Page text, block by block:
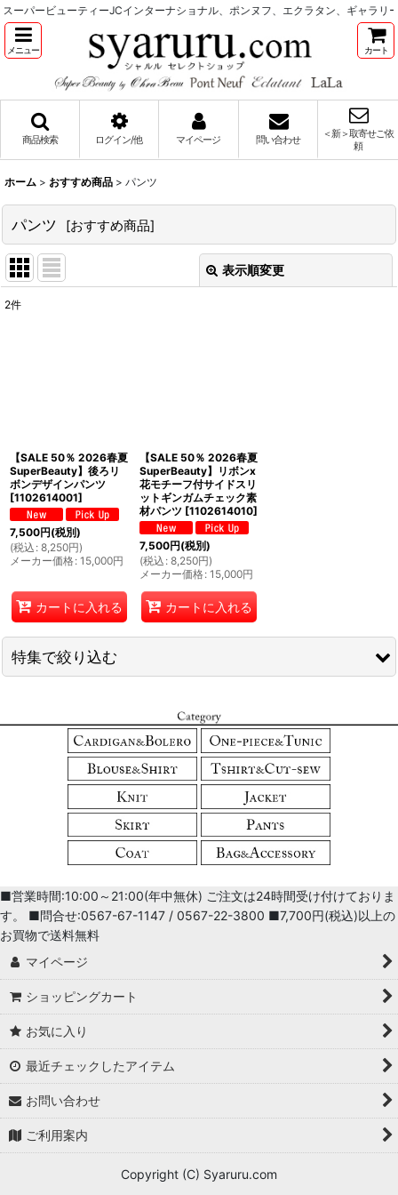
ーパービューティーJCインターナショナル、ポンヌフ、エクラタン、ギャラリ
メニュー カート
商品検索 ログイン/他 マイページ 問い合わせ
＜新＞取寄せご依
頼
ホーム > おすすめ商品 > パンツ
パンツ [おすすめ商品]
表示順変更
2件
【SALE 50％ 2026春夏
SuperBeauty】後ろリ
ボンデザインパンツ
[1102614001]
7,500円(税別)
(税込 : 8,250円)
メーカー価格: 15,000円
カートに入れる
【SALE 50％ 2026春夏
SuperBeauty】リボンx
花モチーフ付サイドスリ
ットギンガムチェック素
材パンツ [1102614010]
7,500円(税別)
(税込 : 8,250円)
メーカー価格: 15,000円
カートに入れる
特集で絞り込む
全スーパービューティ
ポンヌフ＆エクラタン
ワンピース・チュニック
ブラウス・シャツ
Ｔシャツ・カットソー
カーディガン・ボレロ
ジャケット
スカート
パンツ
■営業時間:10:00～21:00(年中無休) ご注文は24時間受け付けておりま
す。 ■問合せ:0567-67-1147 / 0567-22-3800 ■7,700円(税込)以上の
お買物で送料無料
マイページ
ショッピングカート
お気に入り
最近チェックしたアイテム
お問い合わせ
ご利用案内
Copyright (C) Syaruru.com